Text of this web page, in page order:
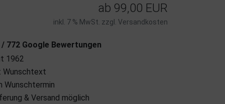
ab 99,00 EUR
inkl. 7 % MwSt. zzgl. Versandkosten
/ 772 Google Bewertungen
1962
Wunschtext
Wunschtermin
& Versand möglich